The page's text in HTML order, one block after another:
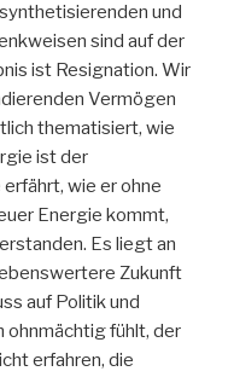
und
sind auf der
ist Resignation. Wir
Vermögen
thematisiert, wie
ist der
wie er ohne
Energie kommt,
Es liegt an
Zukunft
auf Politik und
ohnmächtig fühlt, der
erfahren, die